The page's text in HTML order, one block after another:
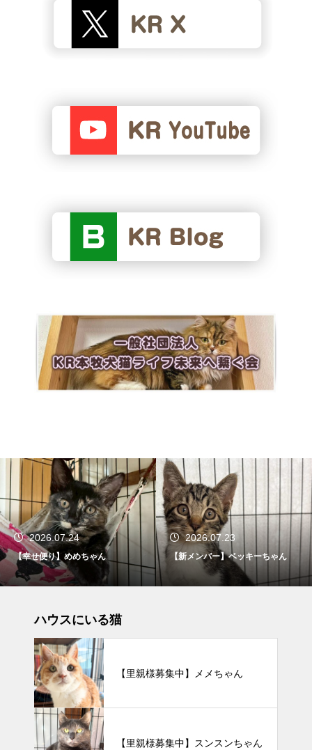
2026.07.24
【幸せ便り】めめちゃん
2026.07.23
【新メンバー】ベッキーちゃん
ハウスにいる猫
【里親様募集中】メメちゃん
【里親様募集中】スンスンちゃん